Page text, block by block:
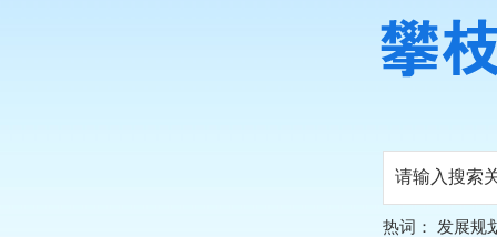
热词： 发展规